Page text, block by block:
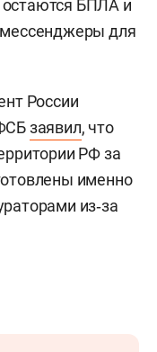
БПЛА и
мессенджеры для
России
заявил, что
РФ за
именно
из‑за